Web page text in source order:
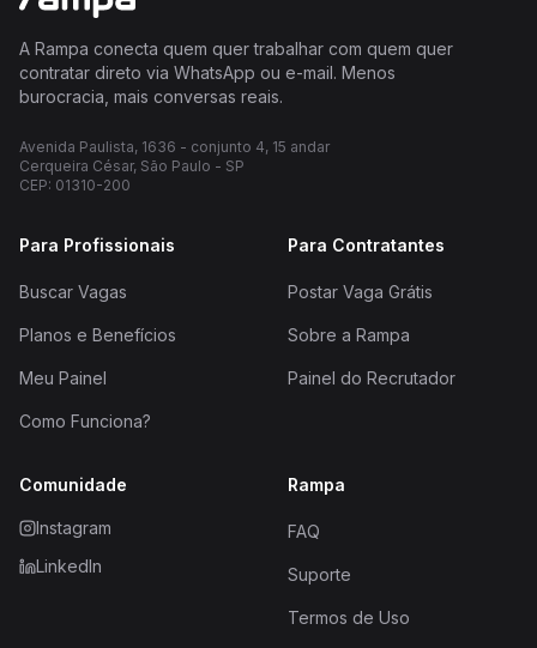
A Rampa conecta quem quer trabalhar com quem quer
contratar direto via WhatsApp ou e-mail. Menos
burocracia, mais conversas reais.
Avenida Paulista, 1636 - conjunto 4, 15 andar
Cerqueira César, São Paulo - SP
CEP: 01310-200
Para Profissionais
Buscar Vagas
Planos e Benefícios
Meu Painel
Como Funciona?
Para Contratantes
Postar Vaga Grátis
Sobre a Rampa
Painel do Recrutador
Comunidade
Instagram
LinkedIn
Rampa
FAQ
Suporte
Termos de Uso